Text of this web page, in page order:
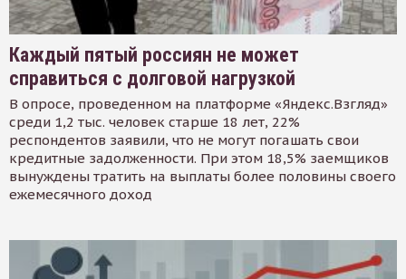
Каждый пятый россиян не может
справиться с долговой нагрузкой
В опросе, проведенном на платформе «Яндекс.Взгляд»
среди 1,2 тыс. человек старше 18 лет, 22%
респондентов заявили, что не могут погашать свои
кредитные задолженности. При этом 18,5% заемщиков
вынуждены тратить на выплаты более половины своего
ежемесячного доход